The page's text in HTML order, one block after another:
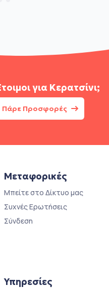
για Κερατσίνι;
Πάρε Προσφορές
Μεταφορικές
Μπείτε στο Δίκτυο μας
Συχνές Ερωτήσεις
Σύνδεση
Υπηρεσίες